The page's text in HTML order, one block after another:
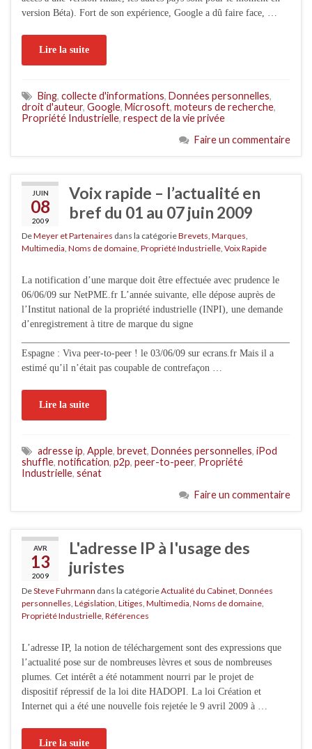
version Béta). Fort de son expérience, Google a dû faire face, …
Lire la suite
Bing, collecte d'informations, Données personnelles,
droit d'auteur, Google, Microsoft, moteurs de recherche,
Propriété Industrielle, respect de la vie privée
Faire un commentaire
JUIN
08
2009
Voix rapide – l’actualité en
bref du 01 au 07 juin 2009
DeMeyer et Partenaires dans la catégorieBrevets Marques
Multimedia Noms de domaine Propriété Industrielle Voix Rapide
La notification d’une marque doit être effectuée avec prudence le
06/06/09 sur NetPME.fr L’année suivante, elle dépose auprès de
l’Institut national de la propriété industrielle (INPI), une demande
d’enregistrement à titre de marque du signe
Espagne : Viva peer-to-peer ! le 03/06/09 sur ecrans.fr Mais il a
estimé qu’il n’était pas coupable de contrefaçon …
Lire la suite
adresse ip, Apple, brevet, Données personnelles, iPod
shuffle, notification, p2p, peer-to-peer, Propriété
Industrielle, sénat
Faire un commentaire
AVR
13
2009
L'adresse IP à l'usage des
juristes
DeSteve Fuhrmann dans la catégorieActualité du Cabinet Données
personnelles Législation Litiges Multimedia Noms de domaine
Propriété Industrielle Références
L’adresse IP, la notion de téléchargement sont des expressions que
l’actualité pose sur de nombreuses lèvres et sous de nombreuses
plumes. Cet intérêt a été notamment nourri par le projet de
dispositif répressif de la loi dite HADOPI. La loi Création et
Internet qui a été une nouvelle fois rejetée le 9 avril 2009 à …
Lire la suite